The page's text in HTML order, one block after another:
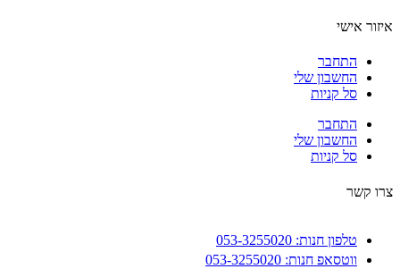
אישי
התחבר
החשבון שלי
סל קניות
התחבר
החשבון שלי
סל קניות
קשר
טלפון חנות: 053-3255020
ווטסאפ חנות: 053-3255020